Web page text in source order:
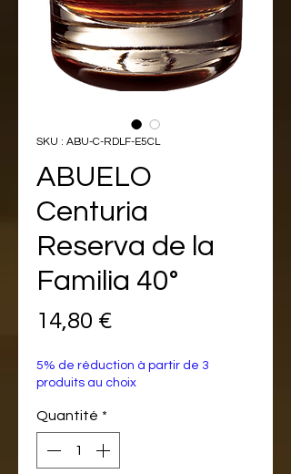
SKU : ABU-C-RDLF-E5CL
ABUELO
Centuria
Reserva de la
Familia 40°
14,80 €
5% de réduction à partir de 3
produits au choix
Quantité *